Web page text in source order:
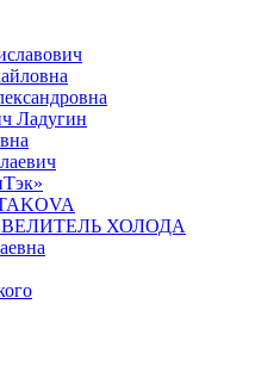
Ладугин
ХОЛОДА